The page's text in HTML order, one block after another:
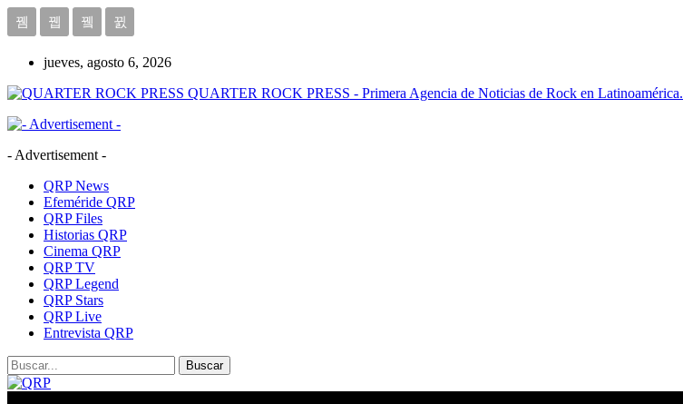
jueves, agosto 6, 2026
QUARTER ROCK PRESS - Primera Agencia de Noticias de Rock en Latinoamérica.
- Advertisement -
QRP News
Efeméride QRP
QRP Files
Historias QRP
Cinema QRP
QRP TV
QRP Legend
QRP Stars
QRP Live
Entrevista QRP